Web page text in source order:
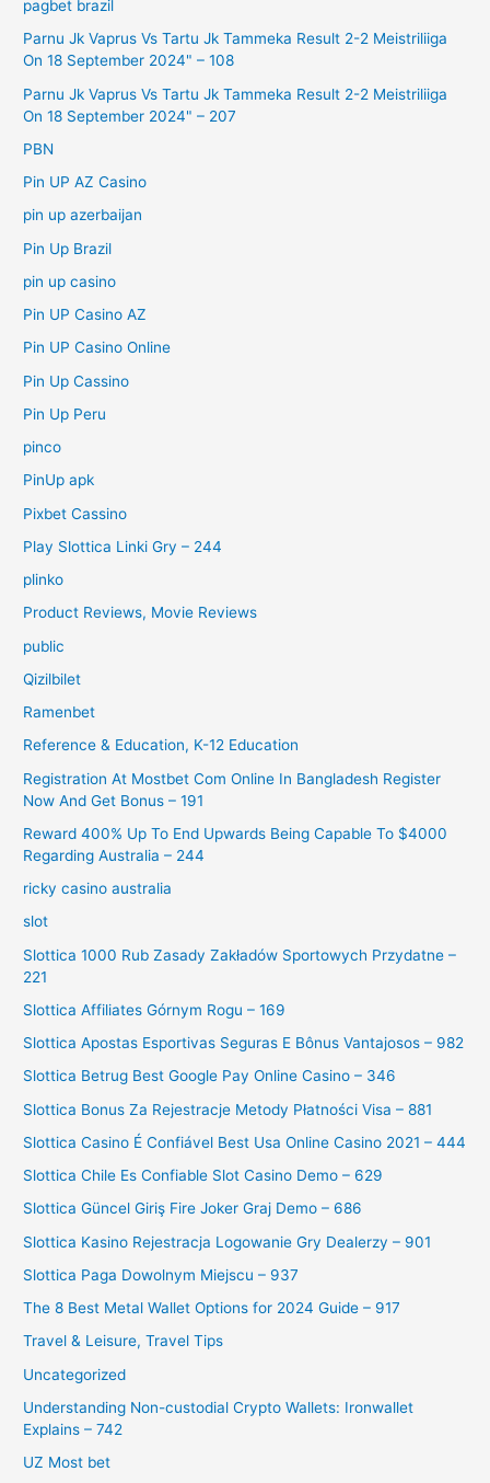
pagbet brazil
Parnu Jk Vaprus Vs Tartu Jk Tammeka Result 2-2 Meistriliiga
On 18 September 2024" – 108
Parnu Jk Vaprus Vs Tartu Jk Tammeka Result 2-2 Meistriliiga
On 18 September 2024" – 207
PBN
Pin UP AZ Casino
pin up azerbaijan
Pin Up Brazil
pin up casino
Pin UP Casino AZ
Pin UP Casino Online
Pin Up Cassino
Pin Up Peru
pinco
PinUp apk
Pixbet Cassino
Play Slottica Linki Gry – 244
plinko
Product Reviews, Movie Reviews
public
Qizilbilet
Ramenbet
Reference & Education, K-12 Education
Registration At Mostbet Com Online In Bangladesh Register
Now And Get Bonus – 191
Reward 400% Up To End Upwards Being Capable To $4000
Regarding Australia – 244
ricky casino australia
slot
Slottica 1000 Rub Zasady Zakładów Sportowych Przydatne –
221
Slottica Affiliates Górnym Rogu – 169
Slottica Apostas Esportivas Seguras E Bônus Vantajosos – 982
Slottica Betrug Best Google Pay Online Casino – 346
Slottica Bonus Za Rejestracje Metody Płatności Visa – 881
Slottica Casino É Confiável Best Usa Online Casino 2021 – 444
Slottica Chile Es Confiable Slot Casino Demo – 629
Slottica Güncel Giriş Fire Joker Graj Demo – 686
Slottica Kasino Rejestracja Logowanie Gry Dealerzy – 901
Slottica Paga Dowolnym Miejscu – 937
The 8 Best Metal Wallet Options for 2024 Guide – 917
Travel & Leisure, Travel Tips
Uncategorized
Understanding Non-custodial Crypto Wallets: Ironwallet
Explains – 742
UZ Most bet